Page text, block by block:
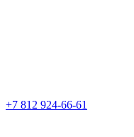
+7 812 924-66-61